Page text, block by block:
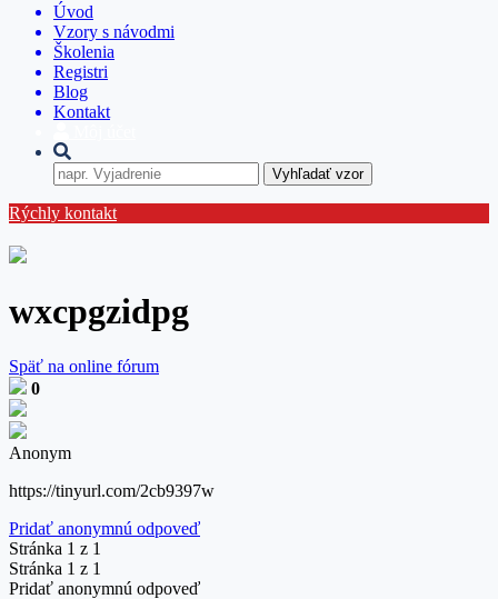
Úvod
Vzory s návodmi
Školenia
Registri
Blog
Kontakt
Vyhľadať vzor
Rýchly kontakt
wxcpgzidpg
Späť na online fórum
0
Anonym
https://tinyurl.com/2cb9397w
Pridať anonymnú odpoveď
Stránka 1 z 1
Stránka 1 z 1
Pridať anonymnú odpoveď